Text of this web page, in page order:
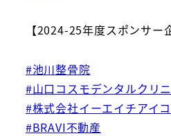
【2024-25年度スポンサー
#池川整骨院
#山口コスモデンタルクリ
#株式会社イーエイチアイ
#BRAVI不動産